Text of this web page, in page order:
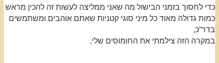
כדי לחסוך בזמני הבישול מה שאני ממליצה לעשות זה להכין מראש
כמות גדולה מאוד כל מיני סוגי קטניות שאתם אוהבים ומשתמשים
בדר”כ,
במקרה הזה צילמתי את החומוסים שלי,